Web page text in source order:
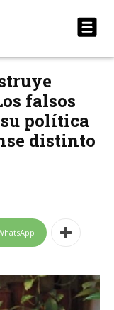
falsos
política
distinto